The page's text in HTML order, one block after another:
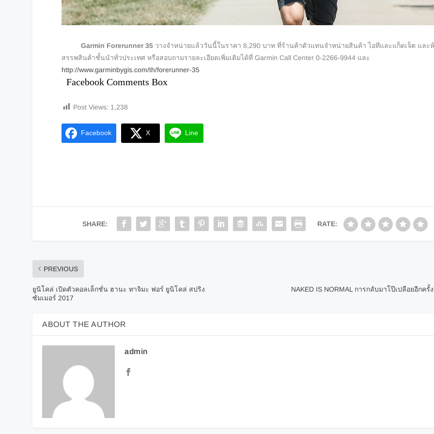
Garmin Forerunner 35 วางจำหน่ายแล้ววันนี้ในราคา 8,290 บาท ที่ร้านค้าตัวแทนจำหน่ายสินค้า ไอทีและแก็ดเจ็ต และ
สรรพสินค้าชั้นนำทั่วประเทศ หรือสอบถามรายละเอียดเพิ่มเติมได้ที่ Garmin Call Center 0-2266-9944 และ
http://www.garminbygis.com/th/forerunner-35
Facebook Comments Box
Post Views: 1,238
Facebook X Line
SHARE: RATE:
PREVIOUS
ยูนิโคล่ เปิดตัวคอลเล็กชั่น ฮานะ ทาจิมะ ฟอร์ ยูนิโคล่ สปริง
ซัมเมอร์ 2017
NAKED IS NORMAL การกลับมาโป๊เปลือยอีกครั้
ABOUT THE AUTHOR
admin